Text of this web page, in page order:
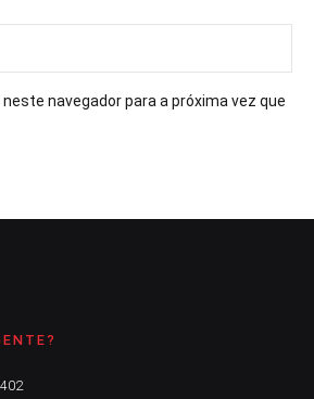
navegador para a próxima vez que